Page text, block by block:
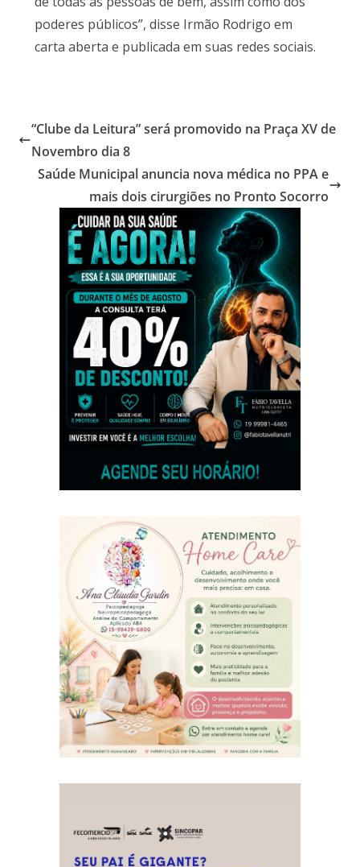
poderes públicos”, disse Irmão Rodrigo em
carta aberta e publicada em suas redes sociais.
“Clube da Leitura” será promovido na Praça XV de
Novembro dia 8
Saúde Municipal anuncia nova médica no PPA e
mais dois cirurgiões no Pronto Socorro